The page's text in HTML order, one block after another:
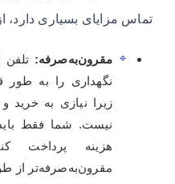
تماس مزایای بسیاری دارد،
مقرون‌به‌صرفه:تلفن
نگهداری را به طور
زیرا نیازی به خرید
نیست. شما فقط باید
هزینه پرداخت
مقرون‌به‌صرفه‌تر از